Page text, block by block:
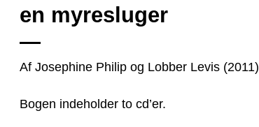
en myresluger
Af Josephine Philip og Lobber Levis (2011)
Bogen indeholder to cd’er.